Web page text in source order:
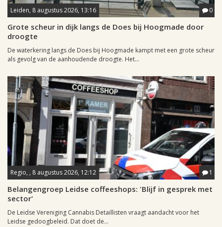
Leiden, 8 augustus 2026, 13:16 0
Grote scheur in dijk langs de Does bij Hoogmade door
droogte
De waterkering langs de Does bij Hoogmade kampt met een grote scheur
als gevolg van de aanhoudende droogte. Het...
Regio, , 8 augustus 2026, 12:12 1
Belangengroep Leidse coffeeshops: 'Blijf in gesprek met
sector'
De Leidse Vereniging Cannabis Detaillisten vraagt aandacht voor het
Leidse gedoogbeleid. Dat doet de...